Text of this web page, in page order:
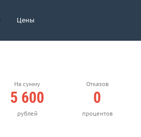
Цены
На сумму
5 600
рублей
Отказов
0
процентов